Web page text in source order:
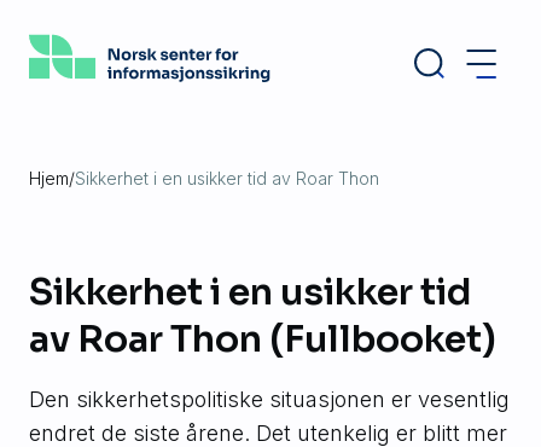
hovedinnhold
Hjem/Sikkerhet i en usikker tid av Roar Thon
Sikkerhet i en usikker tid
av Roar Thon (Fullbooket)
Den sikkerhetspolitiske situasjonen er vesentlig
endret de siste årene. Det utenkelig er blitt mer